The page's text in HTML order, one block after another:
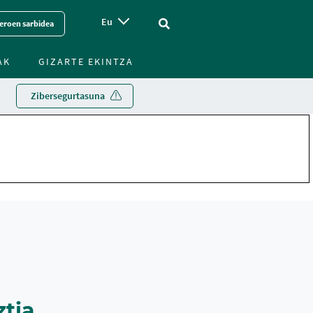
sarbidea Eu Vinculo - Buscar en la web
Zibersegurtasuna
GIZARTE EKINTZA